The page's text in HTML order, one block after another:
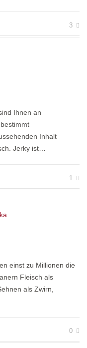
3
Ihnen an
Inhalt
Jerky ist…
1
einst zu Millionen die
Fleisch als
als Zwirn,
0